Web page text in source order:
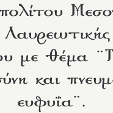
με θέμα
και
ευφυΐα¨.